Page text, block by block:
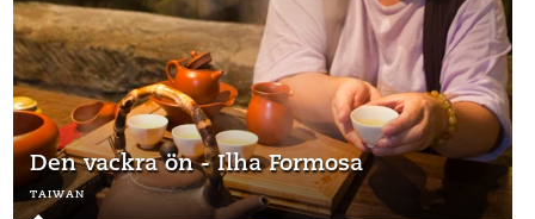
Den vackra ön - Ilha Formosa
taiwan